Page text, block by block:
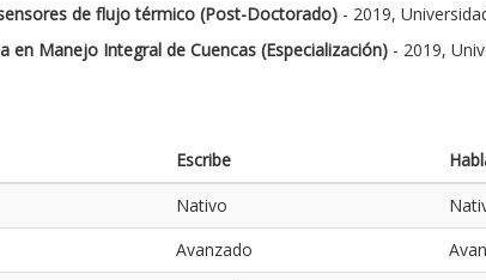
de flujo térmico (Post-Doctorado) - 2019,
en Manejo Integral de Cuencas (Especialización) - 2019,
Escribe
Nativo
Avanzado